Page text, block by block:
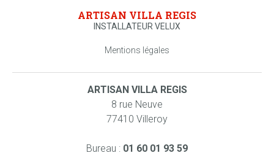
ARTISAN VILLA REGIS
INSTALLATEUR VELUX
Mentions légales
ARTISAN VILLA REGIS
8 rue Neuve
77410 Villeroy
Bureau : 01 60 01 93 59